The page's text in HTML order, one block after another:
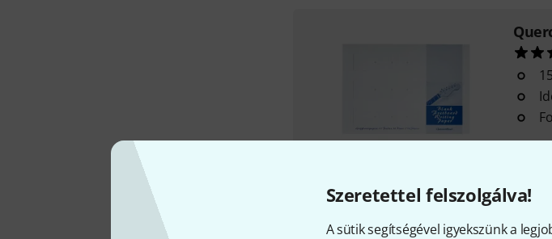
Szeretettel felszolgálva!
A sütik segítségével igyekszünk a